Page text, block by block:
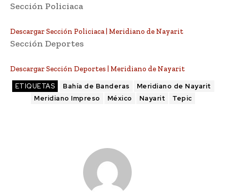
Sección Policiaca
Descargar Sección Policiaca | Meridiano de Nayarit
Sección Deportes
Descargar Sección Deportes | Meridiano de Nayarit
ETIQUETAS Bahía de Banderas
Meridiano de Nayarit
Meridiano Impreso
México Nayarit Tepic